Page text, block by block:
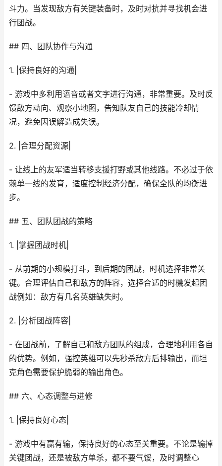
斗力。当发现敌方有关键装备时，及时对抗并寻找机会进
行团战。
## 四、团队协作与沟通
1. |保持良好的沟通|
- 游戏中多利用语音或者文字进行沟通，非常重要。及时反
馈敌方动向、观察小地图，告知队友自己的技能冷却情
况，避免因误解造成失误。
2. |合理分配资源|
- 让线上的友军适当转移支援打野或其他线路。不必过于依
赖单一线的发育，适度控制经济分配，确保全队的均衡进
步。
## 五、团队团战的策略
1. |掌握团战时机|
- 从前期的小规模打斗，到后期的团战，时机选择非常关
键。合理评估自己和敌方的阵容，选择合适的时機发起团
战例如：敌方有几名英雄缺失时。
2. |分析团战阵容|
- 在团战前，了解自己和敌方团队的组成，合理地利用各自
的优势。例如，强控英雄可以先秒杀敌方后排输出，而坦
克角色需要保护脆弱的输出角色。
## 六、心态调整与进修
1. |保持良好心态|
- 游戏中有赢有输，保持良好的心态至关重要。不论是输掉
关键团战，还是被敌方单杀，都不要气馁，及时调整心